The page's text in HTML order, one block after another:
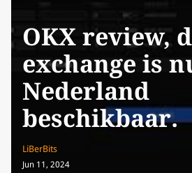
OKX review,
exchange is
Nederland
beschikbaar.
LiBerBits
Jun 11, 2024